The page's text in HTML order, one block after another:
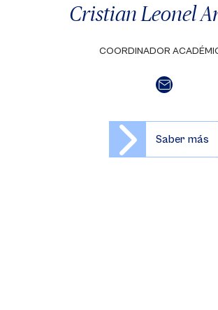
Cristian Leonel
COORDINADOR
Saber más